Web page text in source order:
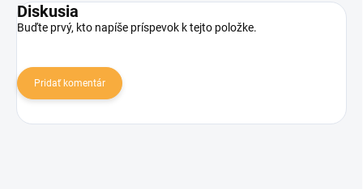
Diskusia
Buďte prvý, kto napíše príspevok k tejto položke.
Pridať komentár